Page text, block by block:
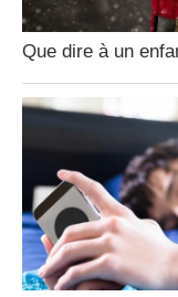
Que dire à un